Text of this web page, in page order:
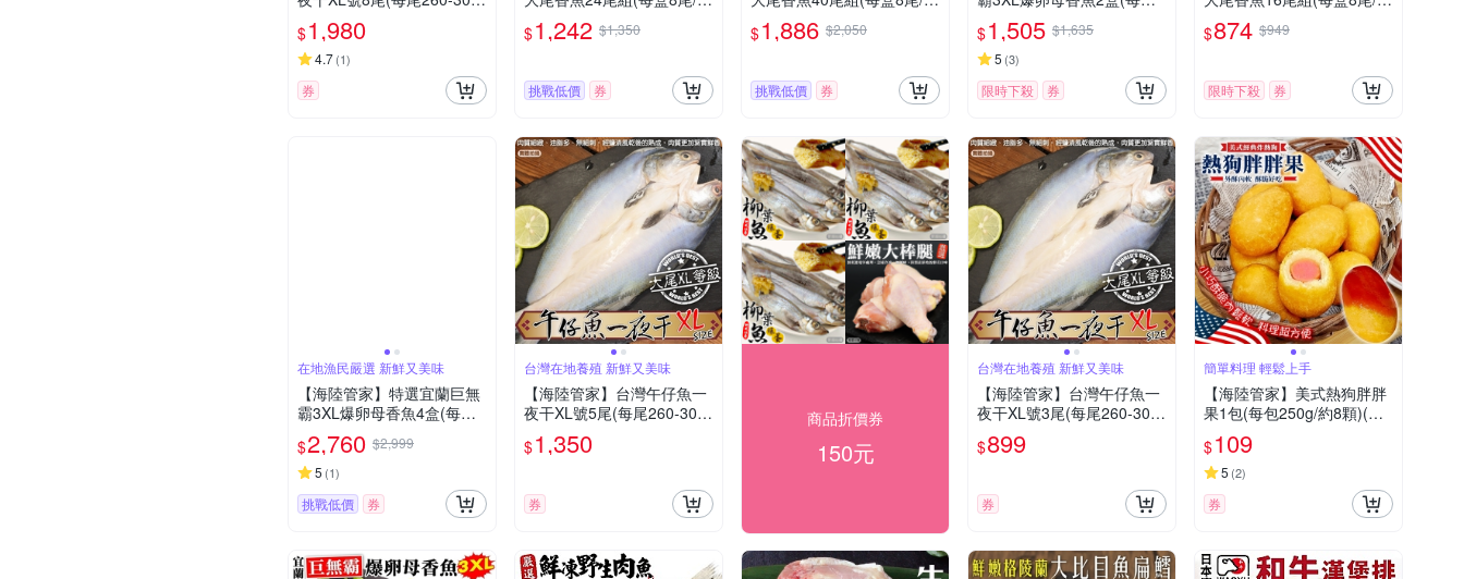
$1,980
4.7(1)
券
920g)
$1,242 $1,350
挑戰低價 券
920g)
$1,886 $2,050
挑戰低價 券
-5尾/約920g)
$1,505 $1,635
5 (3)
限時下殺 券
920g)
$874 $949
限時下殺 券
在地漁民嚴選 新鮮又美味
【海陸管家】特選宜蘭巨無
霸3XL爆卵母香魚4盒(每盒3
-5尾/約920g)
$2,760 $2,999
5 (1)
挑戰低價 券
台灣在地養殖 新鮮又美味
【海陸管家】台灣午仔魚一
夜干XL號5尾(每尾260-300
$1,350
券
商品折價券
150元
台灣在地養殖 新鮮又美味
【海陸管家】台灣午仔魚一
夜干XL號3尾(每尾260-300
g)
$899
券
簡單料理 輕鬆上手
【海陸管家】美式熱狗胖胖
果1包(每包250g/約8顆)(滿
額)
$109
5 (2)
券